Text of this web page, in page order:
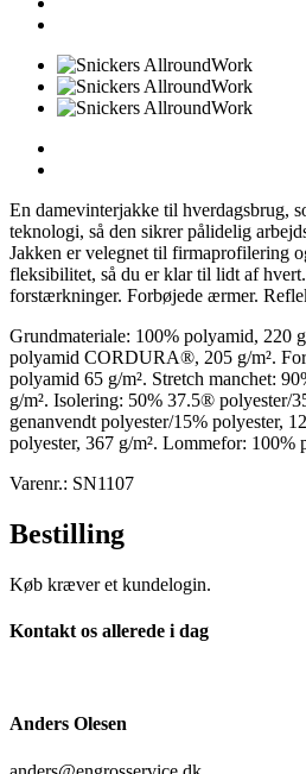
En damevinterjakke til hverdagsbrug,
teknologi, så den sikrer pålidelig
Jakken er velegnet til firmaprofilering
fleksibilitet, så du er klar til lidt af
forstærkninger. Forbøjede ærmer.
Grundmateriale: 100% polyamid, 220
polyamid CORDURA®, 205 g/m².
polyamid 65 g/m². Stretch manchet:
g/m². Isolering: 50% 37.5® polyester/
genanvendt polyester/15% polyester,
polyester, 367 g/m². Lommefor: 100%
Varenr.: SN1107
Bestilling
Køb kræver et kundelogin.
Kontakt os allerede i dag
Anders Olesen